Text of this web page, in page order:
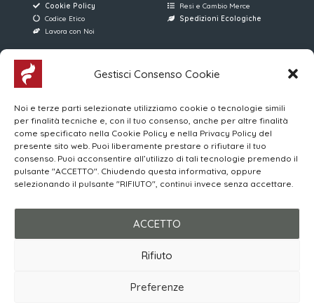
Gestisci Consenso Cookie
Noi e terze parti selezionate utilizziamo cookie o tecnologie simili
per finalità tecniche e, con il tuo consenso, anche per altre finalità
come specificato nella Cookie Policy e nella Privacy Policy del
presente sito web. Puoi liberamente prestare o rifiutare il tuo
consenso. Puoi acconsentire all’utilizzo di tali tecnologie premendo il
pulsante "ACCETTO". Chiudendo questa informativa, oppure
selezionando il pulsante "RIFIUTO", continui invece senza accettare.
ACCETTO
Rifiuto
Preferenze
Cookie Policy
Codice Etico
Lavora con Noi
Resi e Cambio Merce
Spedizioni Ecologiche
AREE RISERVATE
Accesso Venditori
MYWO
Corsi Online | Login
31015 Conegliano (TV)
(+39) 0438 896013
4 Linee Telefoniche
Orari di apertura al Pubblico
P. IVA 03615110263
Made with ❤️ byENGAGE